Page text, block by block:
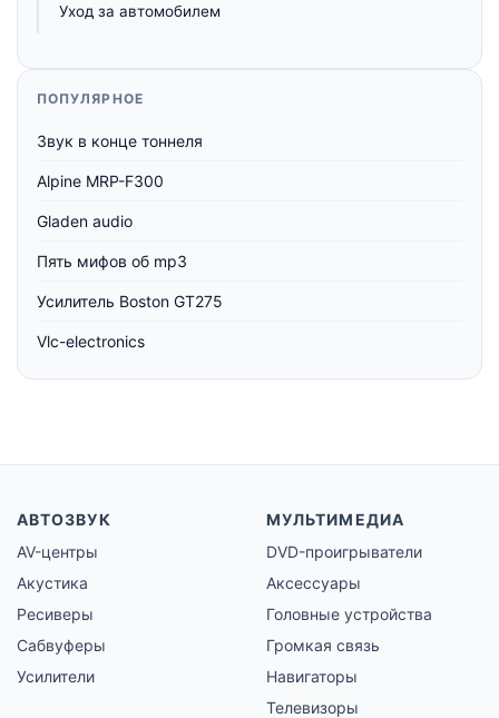
Уход за автомобилем
ПОПУЛЯРНОЕ
Звук в конце тоннеля
Alpine MRP-F300
Gladen audio
Пять мифов об mp3
Усилитель Boston GT275
Vlc-electronics
АВТОЗВУК
AV-центры
Акустика
Ресиверы
Сабвуферы
Усилители
МУЛЬТИМЕДИА
DVD-проигрыватели
Аксессуары
Головные устройства
Громкая связь
Навигаторы
Телевизоры